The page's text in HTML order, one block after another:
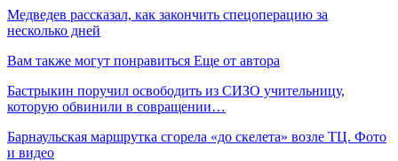
Медведев рассказал, как закончить спецоперацию за
несколько дней
Вам также могут понравиться Еще от автора
Бастрыкин поручил освободить из СИЗО учительницу,
которую обвинили в совращении…
Барнаульская маршрутка сгорела «до скелета» возле ТЦ. Фото
и видео